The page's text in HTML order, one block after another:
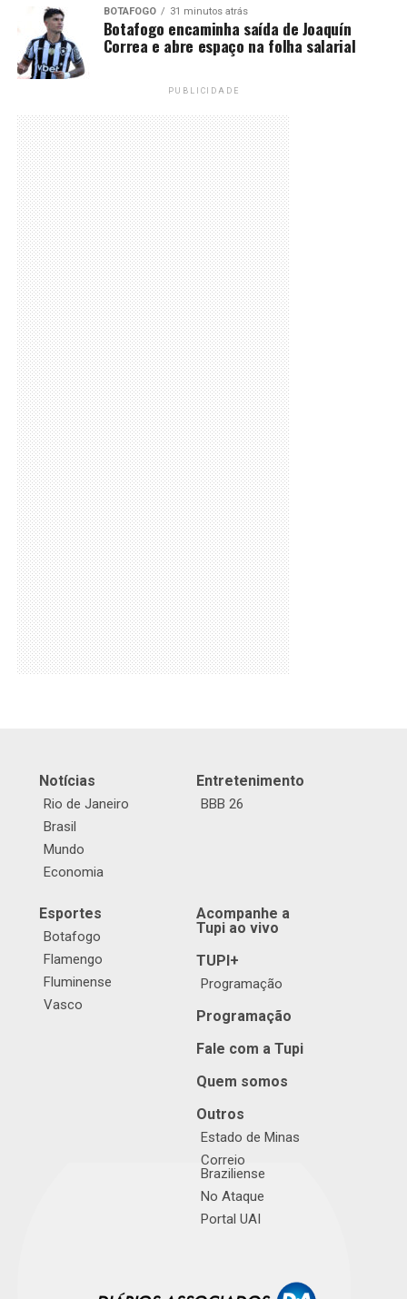
BOTAFOGO 31 minutos atrás
Botafogo encaminha saída de Joaquín
Correa e abre espaço na folha salarial
PUBLICIDADE
Notícias
Rio de Janeiro
Brasil
Mundo
Economia
Entretenimento
BBB 26
Esportes
Botafogo
Flamengo
Fluminense
Vasco
Acompanhe a
Tupi ao vivo
TUPI+
Programação
Programação
Fale com a Tupi
Quem somos
Outros
Estado de Minas
Correio
Braziliense
No Ataque
Portal UAI